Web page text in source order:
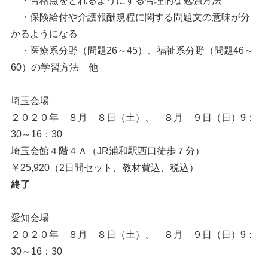
・保険給付や介護報酬規程に関する問題文の意味が分
かるようになる
・医療系分野（問題26～45）、福祉系分野（問題46～
60）の学習方法 他
埼玉会場
２０２０年 ８月 ８日（土）、 ８月 ９日（日）9：
30～16：30
埼玉会館４階４Ａ（JR浦和駅西口徒歩７分）
￥25,920（2日間セット、教材費込、税込）
終了
愛知会場
２０２０年 ８月 ８日（土）、 ８月 ９日（日）9：
30～16：30